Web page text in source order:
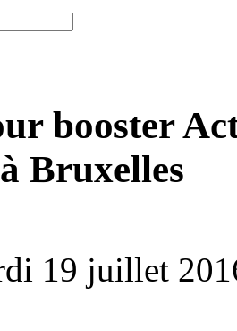
booster
Bruxelles
19 juillet